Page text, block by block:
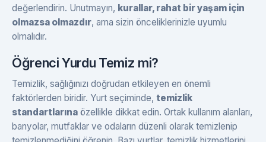
değerlendirin. Unutmayın, kurallar, rahat bir yaşam için
olmazsa olmazdır, ama sizin önceliklerinizle uyumlu
olmalıdır.
Öğrenci Yurdu Temiz mi?
Temizlik, sağlığınızı doğrudan etkileyen en önemli
faktörlerden biridir. Yurt seçiminde, temizlik
standartlarına özellikle dikkat edin. Ortak kullanım alanları,
banyolar, mutfaklar ve odaların düzenli olarak temizlenip